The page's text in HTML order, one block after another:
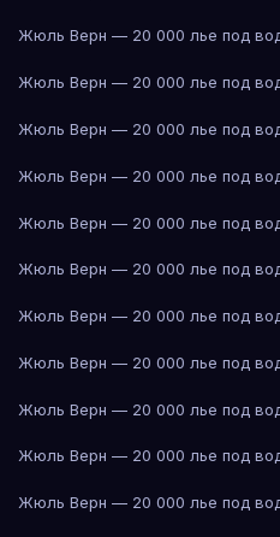
Жюль Верн — 20 000 лье под
Жюль Верн — 20 000 лье под
Жюль Верн — 20 000 лье под
Жюль Верн — 20 000 лье под
Жюль Верн — 20 000 лье под
Жюль Верн — 20 000 лье под
Жюль Верн — 20 000 лье под
Жюль Верн — 20 000 лье под
Жюль Верн — 20 000 лье под
Жюль Верн — 20 000 лье под
Жюль Верн — 20 000 лье под